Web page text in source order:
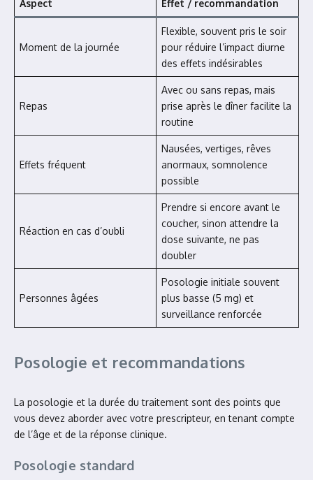
Aspect Effet / recommandation
Moment de la journée
Flexible, souvent pris le soir
pour réduire l’impact diurne
des effets indésirables
Repas
Avec ou sans repas, mais
prise après le dîner facilite la
routine
Effets fréquent
Nausées, vertiges, rêves
anormaux, somnolence
possible
Réaction en cas d’oubli
Prendre si encore avant le
coucher, sinon attendre la
dose suivante, ne pas
doubler
Personnes âgées
Posologie initiale souvent
plus basse (5 mg) et
surveillance renforcée
Posologie et recommandations
La posologie et la durée du traitement sont des points que
vous devez aborder avec votre prescripteur, en tenant compte
de l’âge et de la réponse clinique.
Posologie standard